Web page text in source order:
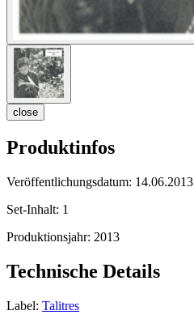
close
Produktinfos
Veröffentlichungsdatum: 14.06.2013
Set-Inhalt: 1
Produktionsjahr: 2013
Technische Details
Label: Talitres